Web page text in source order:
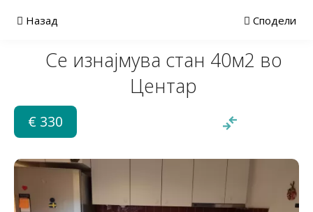
Назад Сподели
Се изнајмува стан 40м2 во
Центар
€ 330